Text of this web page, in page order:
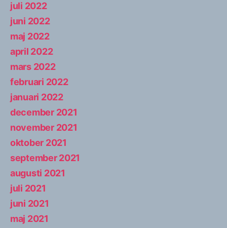
juli 2022
juni 2022
maj 2022
april 2022
mars 2022
februari 2022
januari 2022
december 2021
november 2021
oktober 2021
september 2021
augusti 2021
juli 2021
juni 2021
maj 2021